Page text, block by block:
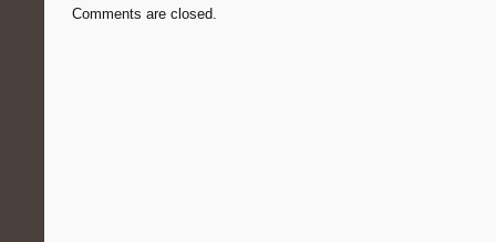
Comments are closed.